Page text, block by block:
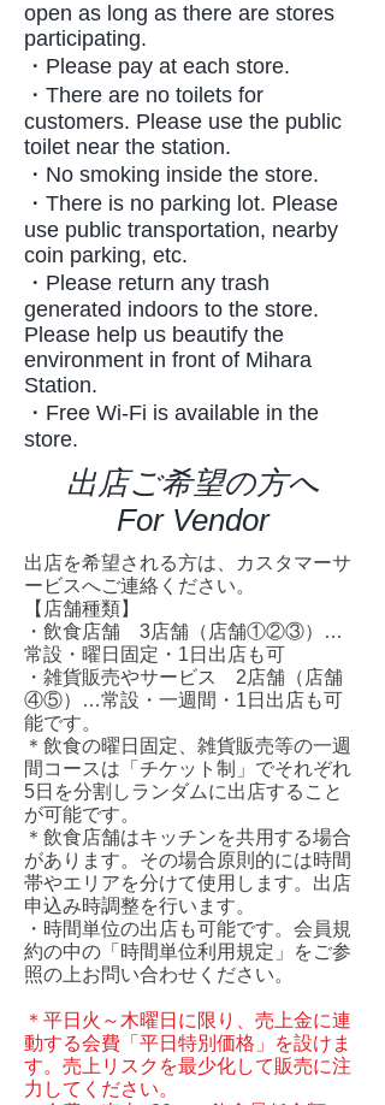
open as long as there are stores
participating.
・Please pay at each store.
・There are no toilets for
customers. Please use the public
toilet near the station.
・No smoking inside the store.
・There is no parking lot. Please
use public transportation, nearby
coin parking, etc.
・Please return any trash
generated indoors to the store.
Please help us beautify the
environment in front of Mihara
Station.
​・Free Wi-Fi is available in the
store.
出店ご希望の方へ
​For Vendor
出店を希望される方は、カスタマーサ
ービスへご連絡ください。
​【店舗種類】
・飲食店舗 3店舗（店舗①②③）…
常設・曜日固定・1日出店も可
・雑貨販売やサービス 2店舗（店舗
④⑤）…常設・一週間・1日出店も可
能です。
​＊飲食の曜日固定、雑貨販売等の一週
間コースは「チケット制」でそれぞれ
5日を分割しランダムに出店すること
が可能です。
＊飲食店舗はキッチンを共用する場合
があります。その場合原則的には時間
帯やエリアを分けて使用します。出店
申込み時調整を行います。
・時間単位の出店も可能です。会員規
約の中の「時間単位利用規定」をご参
照の上お問い合わせください。
＊平日火～木曜日に限り、売上金に連
動する会費「平日特別価格」を設けま
す。売上リスクを最少化して販売に注
力してください。